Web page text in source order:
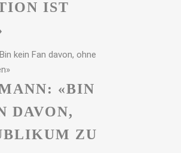
IST
«BIN
DAVON,
ZU